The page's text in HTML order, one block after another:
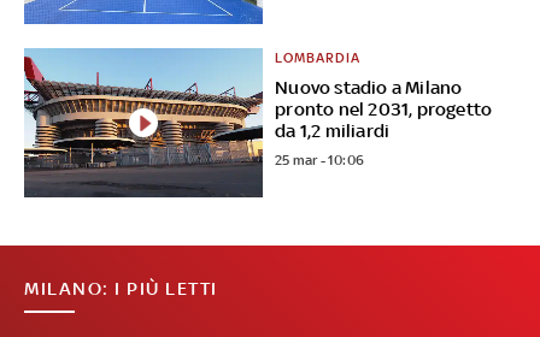
Nuovo stadio a Milano
pronto nel 2031, progetto
da 1,2 miliardi
LOMBARDIA
25 mar - 10:06
MILANO: I PIÙ LETTI